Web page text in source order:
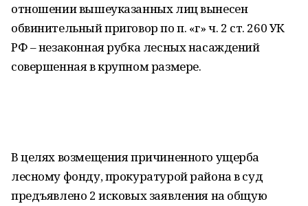
отношении вышеуказанных лиц вынесен
обвинительный приговор по п. «г» ч. 2 ст. 260 УК
РФ – незаконная рубка лесных насаждений
совершенная в крупном размере.
В целях возмещения причиненного ущерба
лесному фонду, прокуратурой района в суд
предъявлено 2 исковых заявления на общую